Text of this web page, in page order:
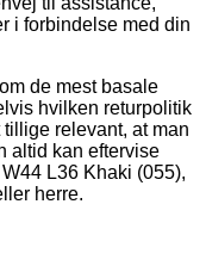
i forbindelse med din
de mest basale
hvilken returpolitik
relevant, at man
altid kan eftervise
L36 Khaki (055),
herre.